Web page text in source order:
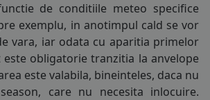
de conditiile meteo specifice
exemplu, in anotimpul cald se vor
vara, iar odata cu aparitia primelor
este obligatorie tranzitia la anvelope
este valabila, bineinteles, daca nu
, care nu necesita inlocuire.